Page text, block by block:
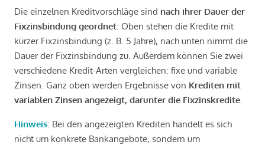
Die einzelnen Kreditvorschläge sind nach ihrer Dauer der
Fixzinsbindung geordnet: Oben stehen die Kredite mit
kürzer Fixzinsbindung (z. B. 5 Jahre), nach unten nimmt die
Dauer der Fixzinsbindung zu. Außerdem können Sie zwei
verschiedene Kredit-Arten vergleichen: fixe und variable
Zinsen. Ganz oben werden Ergebnisse von Krediten mit
variablen Zinsen angezeigt, darunter die Fixzinskredite
Hinweis: Bei den angezeigten Krediten handelt es sich
nicht um konkrete Bankangebote, sondern um